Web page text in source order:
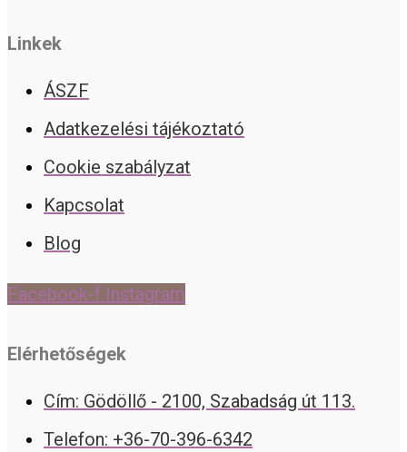
Linkek
ÁSZF
Adatkezelési tájékoztató
Cookie szabályzat
Kapcsolat
Blog
Facebook-f Instagram
Elérhetőségek
Cím: Gödöllő - 2100, Szabadság út 113.
Telefon: +36-70-396-6342